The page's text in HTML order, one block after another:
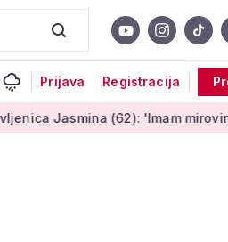
Prijava Registracija
(62): 'Imam mirovinu od 290